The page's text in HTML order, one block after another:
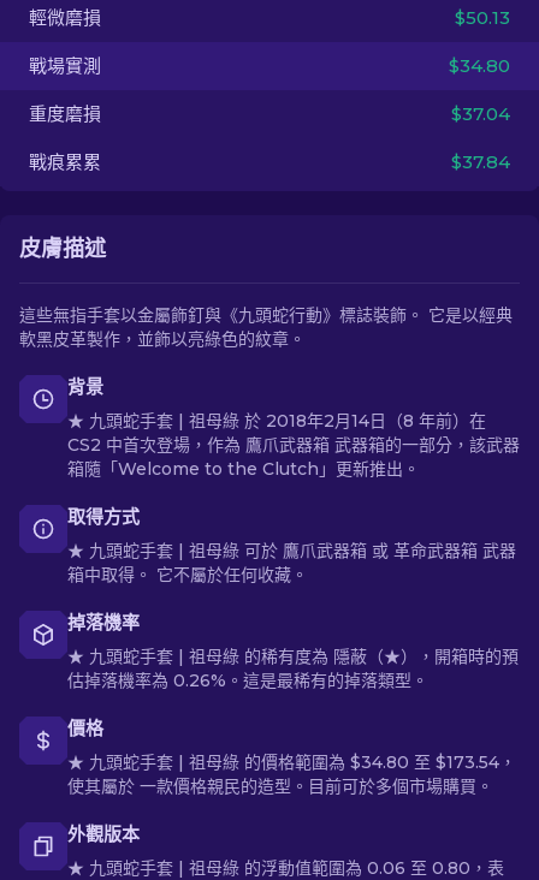
ZH-TW
輕微磨損 $50.13
戰場實測 $34.80
重度磨損 $37.04
戰痕累累 $37.84
皮膚描述
這些無指手套以金屬飾釘與《九頭蛇行動》標誌裝飾。 它是以經典
軟黑皮革製作，並飾以亮綠色的紋章。
背景
★ 九頭蛇手套 | 祖母綠 於 2018年2月14日（8 年前）在
CS2 中首次登場，作為 鷹爪武器箱 武器箱的一部分，該武器
箱隨「Welcome to the Clutch」更新推出。
取得方式
★ 九頭蛇手套 | 祖母綠 可於 鷹爪武器箱 或 革命武器箱 武器
箱中取得。 它不屬於任何收藏。
掉落機率
★ 九頭蛇手套 | 祖母綠 的稀有度為 隱蔽（★），開箱時的預
估掉落機率為 0.26%。這是最稀有的掉落類型。
價格
★ 九頭蛇手套 | 祖母綠 的價格範圍為 $34.80 至 $173.54，
使其屬於 一款價格親民的造型。目前可於多個市場購買。
外觀版本
★ 九頭蛇手套 | 祖母綠 的浮動值範圍為 0.06 至 0.80，表